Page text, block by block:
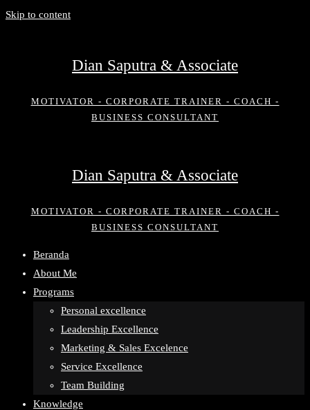
Skip to content
Dian Saputra & Associate
MOTIVATOR - CORPORATE TRAINER - COACH -
BUSINESS CONSULTANT
Dian Saputra & Associate
MOTIVATOR - CORPORATE TRAINER - COACH -
BUSINESS CONSULTANT
Beranda
About Me
Programs
Personal excellence
Leadership Excellence
Marketing & Sales Excelence
Service Excellence
Team Building
Knowledge